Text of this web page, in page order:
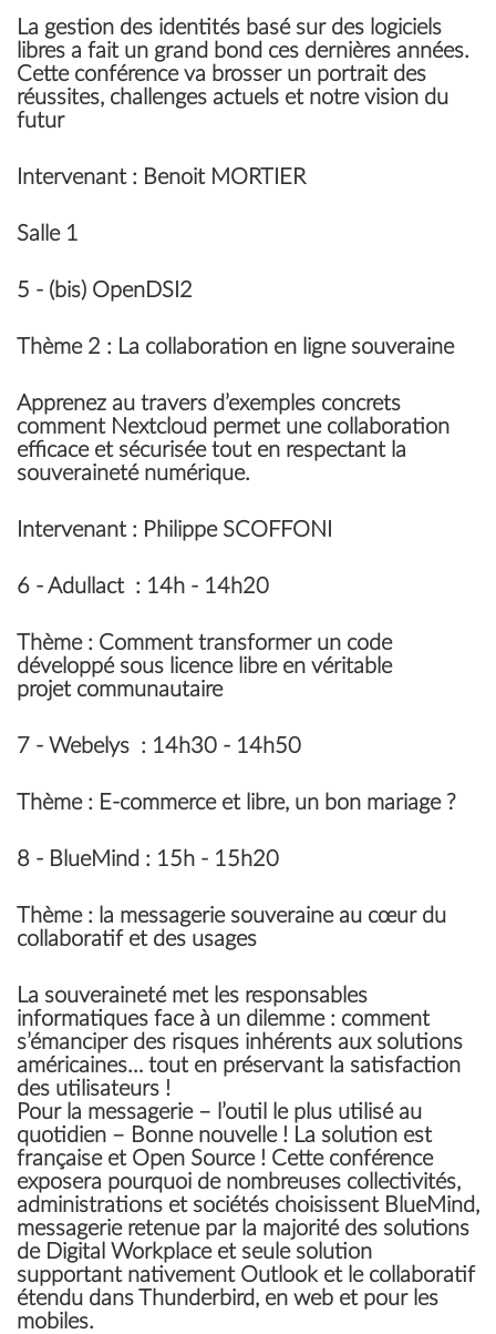
La gestion des identités basé sur des logiciels
libres a fait un grand bond ces dernières années.
Cette conférence va brosser un portrait des
réussites, challenges actuels et notre vision du
futur
Intervenant: Benoit MORTIER
Salle 1
5 - (bis) OpenDSI2
Thème2 : La collaboration en ligne souveraine
Apprenez au travers d’exemples concrets
comment Nextcloud permet une collaboration
efficace et sécurisée tout en respectant la
souveraineté numérique.
Intervenant: Philippe SCOFFONI
6 - Adullact : 14h - 14h20
Thème : Comment transformer un code
développé sous licence libre en véritable
projet communautaire
7 - Webelys : 14h30 - 14h50
Thème : E-commerce et libre, un bon mariage ?
8 - BlueMind : 15h - 15h20
Thème: la messagerie souveraine au cœur du
collaboratif et des usages
La souveraineté met les responsables
informatiques face à un dilemme : comment
s’émanciper des risques inhérents aux solutions
américaines… tout en préservant la satisfaction
des utilisateurs !
Pour la messagerie – l’outil le plus utilisé au
quotidien – Bonne nouvelle ! La solution est
française et Open Source ! Cette conférence
exposera pourquoi de nombreuses collectivités,
administrations et sociétés choisissent BlueMind,
messagerie retenue par la majorité des solutions
de Digital Workplace et seule solution
supportant nativement Outlook et le collaboratif
étendu dans Thunderbird, en web et pour les
mobiles.